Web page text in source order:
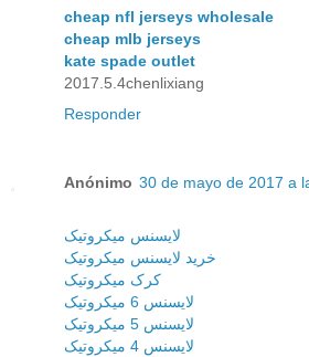
cheap nfl jerseys wholesale
cheap mlb jerseys
kate spade outlet
2017.5.4chenlixiang
Responder
Anónimo 30 de mayo de 2017 a
لایسنس میکروتیک
خرید لایسنس میکروتیک
کرک میکروتیک
لایسنس 6 میکروتیک
لایسنس 5 میکروتیک
لایسنس 4 میکروتیک